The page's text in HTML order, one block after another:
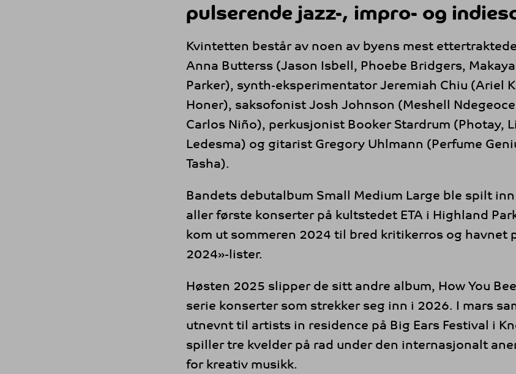
pulserende jazz-, impro- og
Kvintetten består av noen av byens mest
Anna Butterss (Jason Isbell, Phoebe Bridgers,
Parker), synth-eksperimentator Jeremiah Chiu (Ariel
Honer), saksofonist Josh Johnson (Meshell
Carlos Niño), perkusjonist Booker Stardrum (Photay,
Ledesma) og gitarist Gregory Uhlmann (Perfume
Tasha).
Bandets debutalbum Small Medium Large ble spilt
aller første konserter på kultstedet ETA i Highland
kom ut sommeren 2024 til bred kritikerros og havnet
2024»-lister.
Høsten 2025 slipper de sitt andre album, How You
serie konserter som strekker seg inn i 2026. I mars
utnevnt til artists in residence på Big Ears Festival i
spiller tre kvelder på rad under den internasjonalt
for kreativ musikk.